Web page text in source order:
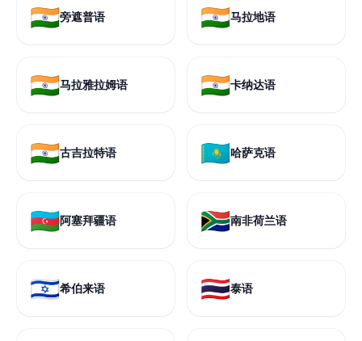
🇮🇳旁遮普语 🇮🇳马拉地语
🇮🇳马拉雅拉姆语 🇮🇳卡纳达语
🇮🇳古吉拉特语 🇰🇿哈萨克语
🇦🇿阿塞拜疆语 🇿🇦南非荷兰语
🇮🇱希伯来语 🇹🇭泰语